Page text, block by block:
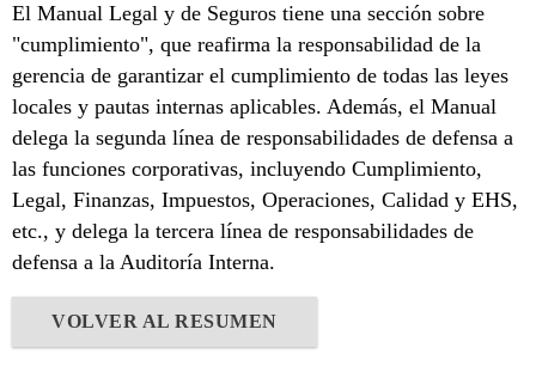
El Manual Legal y de Seguros tiene una sección sobre
"cumplimiento", que reafirma la responsabilidad de la
gerencia de garantizar el cumplimiento de todas las leyes
locales y pautas internas aplicables. Además, el Manual
delega la segunda línea de responsabilidades de defensa a
las funciones corporativas, incluyendo Cumplimiento,
Legal, Finanzas, Impuestos, Operaciones, Calidad y EHS,
etc., y delega la tercera línea de responsabilidades de
defensa a la Auditoría Interna.
VOLVER AL RESUMEN